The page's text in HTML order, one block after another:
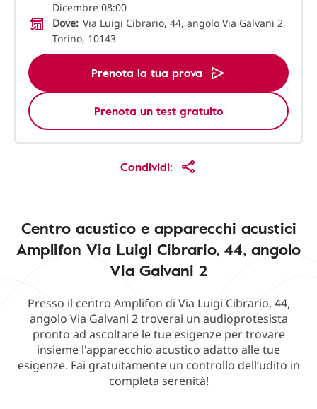
Dicembre 08:00
Dove: Via Luigi Cibrario, 44, angolo Via Galvani 2,
Torino, 10143
Prenota la tua prova
Prenota un test gratuito
Condividi:
Centro acustico e apparecchi acustici
Amplifon Via Luigi Cibrario, 44, angolo
Via Galvani 2
Presso il centro Amplifon di Via Luigi Cibrario, 44,
angolo Via Galvani 2 troverai un audioprotesista
pronto ad ascoltare le tue esigenze per trovare
insieme l'apparecchio acustico adatto alle tue
esigenze. Fai gratuitamente un controllo dell’udito in
completa serenità!